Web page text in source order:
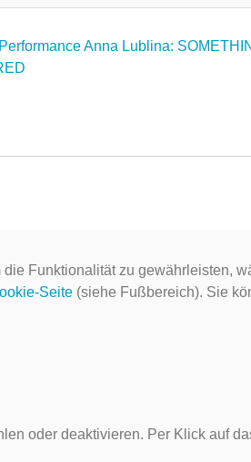
Anna Lublina:
Funktionalität zu gewährleisten,
Seite (siehe Fußbereich). Sie
oder deaktivieren. Per Klick auf